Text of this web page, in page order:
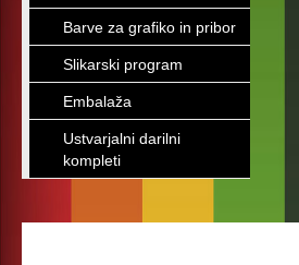
Barve za grafiko in pribor
Slikarski program
Embalaža
Ustvarjalni darilni
kompleti